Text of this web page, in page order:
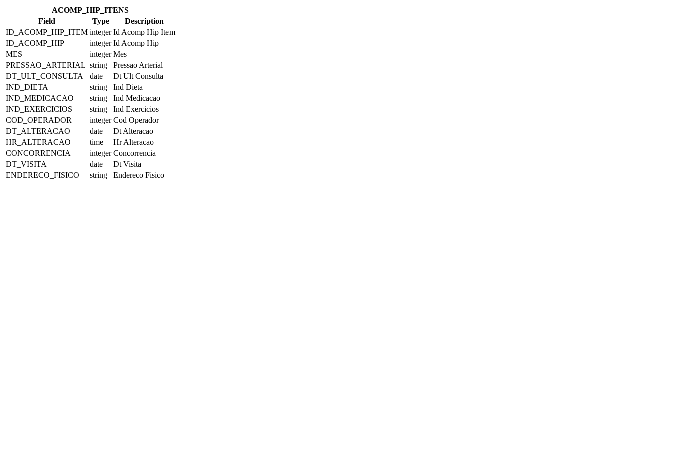
ACOMP_HIP_ITENS
Field
Type
Description
ID_ACOMP_HIP_ITEM integer Id Acomp Hip Item
ID_ACOMP_HIP
integer Id Acomp Hip
MES
integer Mes
PRESSAO_ARTERIAL string
Pressao Arterial
DT_ULT_CONSULTA
date
Dt Ult Consulta
IND_DIETA
string
Ind Dieta
IND_MEDICACAO
string
Ind Medicacao
IND_EXERCICIOS
string
Ind Exercicios
COD_OPERADOR
integer Cod Operador
DT_ALTERACAO
date
Dt Alteracao
HR_ALTERACAO
time
Hr Alteracao
CONCORRENCIA
integer Concorrencia
DT_VISITA
date
Dt Visita
ENDERECO_FISICO
string Endereco Fisico